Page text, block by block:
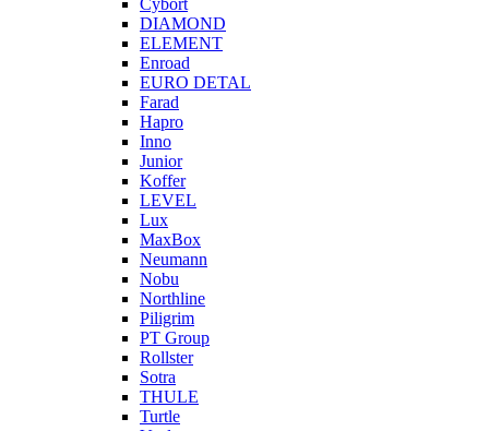
Cybort
DIAMOND
ELEMENT
Enroad
EURO DETAL
Farad
Hapro
Inno
Junior
Koffer
LEVEL
Lux
MaxBox
Neumann
Nobu
Northline
Piligrim
PT Group
Rollster
Sotra
THULE
Turtle